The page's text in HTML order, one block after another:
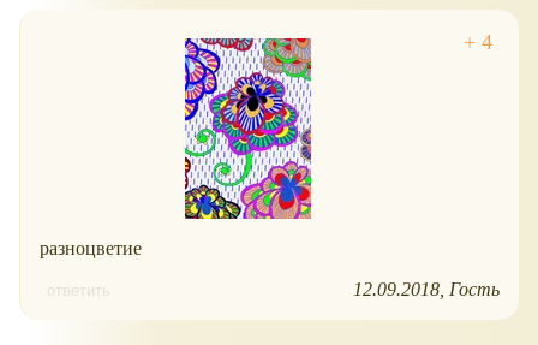
разноцветие
ответить 12.09.2018 Гость